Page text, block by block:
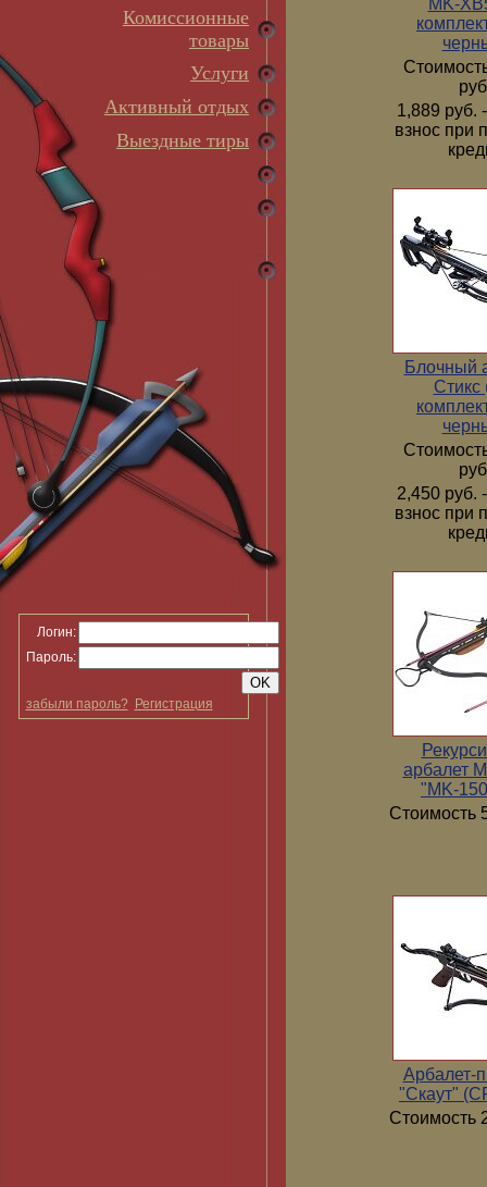
Комиссионные
товары
Услуги
Активный отдых
Выездные тиры
Логин:
Пароль:
забыли пароль? Регистрация
1,889 руб.
взнос при
Блочный
Стикс
2,450 руб.
взнос при
арбалет
"MK-
Стоимость
Арбалет-
"Скаут"
Стоимость